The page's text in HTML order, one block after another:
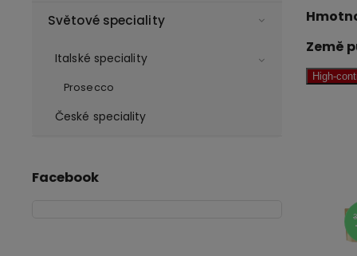
Světové speciality
Italské speciality
Prosecco
České speciality
Facebook
Země
High-